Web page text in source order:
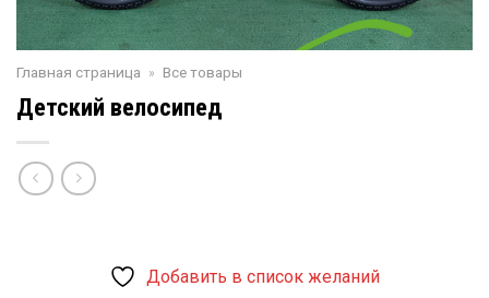
Главная страница » Все товары
Детский велосипед
Добавить в список желаний